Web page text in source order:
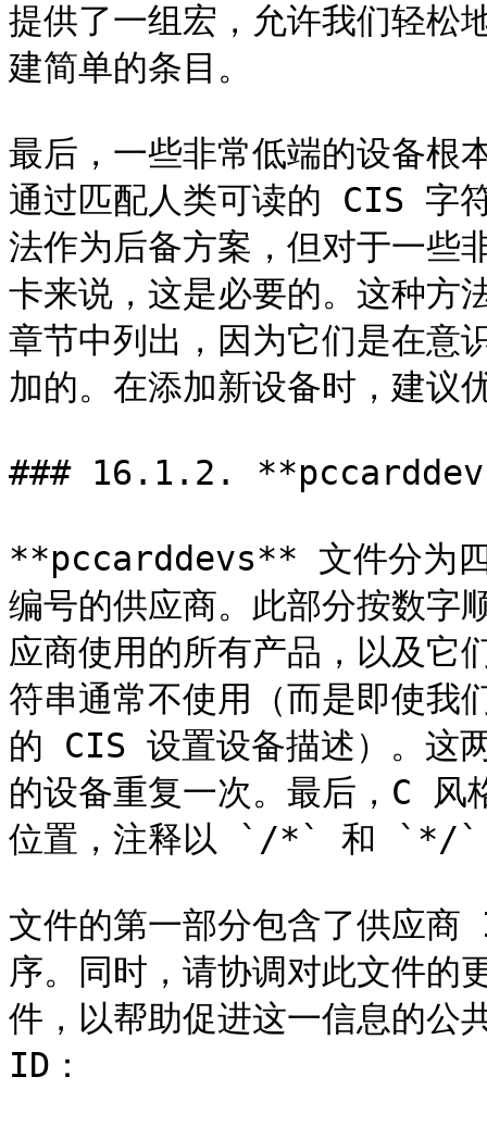
提供了一组宏，允许我们轻松
建简单的条目。
最后，一些非常低端的设备根
通过匹配人类可读的 CIS 字
法作为后备方案，但对于一些
卡来说，这是必要的。这种方
章节中列出，因为它们是在
加的。在添加新设备时，建议
### 16.1.2.
**pccarddevs** 文件分为四
编号的供应商。此部分按数字
应商使用的所有产品，以及
符串通常不使用（而是即使我
的 CIS 设置设备描述）。这
的设备重复一次。最后，C 风
位置，注释以 `/*` 和 `*/`
文件的第一部分包含了供应
序。同时，请协调对此文件
件，以帮助促进这一信息的公
ID：